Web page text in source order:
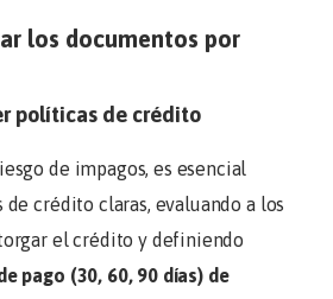
los documentos por
políticas de crédito
de impagos, es esencial
crédito claras, evaluando a los
el crédito y definiendo
pago (30, 60, 90 días) de